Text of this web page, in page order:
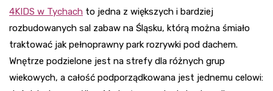
4KIDS w Tychach to jedna z większych i bardziej
rozbudowanych sal zabaw na Śląsku, którą można śmiało
traktować jak pełnoprawny park rozrywki pod dachem.
Wnętrze podzielone jest na strefy dla różnych grup
wiekowych, a całość podporządkowana jest jednemu celowi: